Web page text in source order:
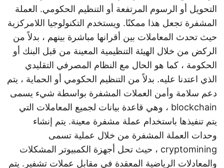
التحويل أو الرسوم المرتفعة أو التنظيم الحكومي. العملة
المشفرة تجعل هذا ممكنًا. ويستخدم التكنولوجيا اللامركزية
حيث تحدث المعاملات بين أقرانها مباشرة بينهم ، بدلاً من
الركض من خلال الهيئة التنظيمية المعينة من قبل البنك أو
الحكومة ، كما هو الحال مع النظام المصرفي التقليدي
الذي اعتدنا عليه. بدلاً من التنظيم الحكومي أو الحماية ، يتم
دعم سلامة وأمن العملات المشفرة بواسطة شيء يسمى
blockchain ، وهي قاعدة بيانات لجميع المعاملات التي
يتم تنفيذها باستخدام عملة مشفرة معينة. يتم إنشاء
وحدات العملة المشفرة من خلال عملية تسمى
cryptomining ، حيث تحل أجهزة الكمبيوتر المشكلات
والمعادلات الرياضية المعقدة في مقابل عملات تشفير. يتم